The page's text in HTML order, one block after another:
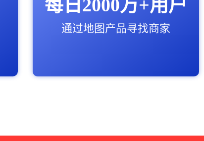
每日2000万+用户
通过地图产品寻找商家